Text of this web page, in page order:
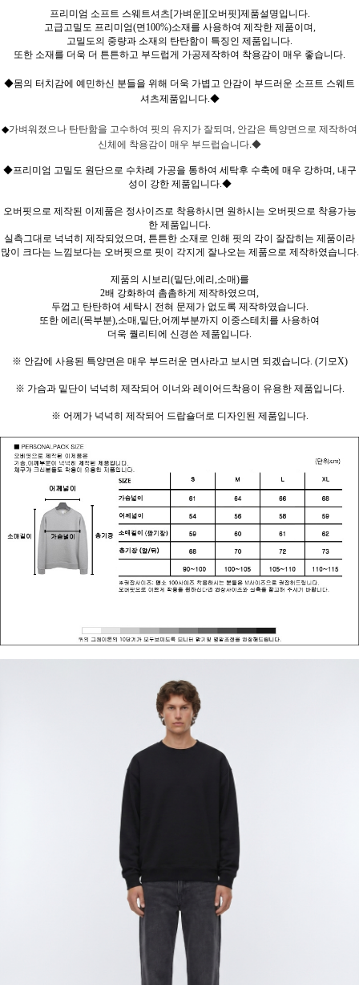
프리미엄 소프트 스웨트셔츠[가벼운][오버핏]제품설명입니다.
고급고밀도 프리미엄(면100%)소재를 사용하여 제작한 제품이며,
고밀도의 중량과 소재의 탄탄함이 특징인 제품입니다.
또한 소재를 더욱 더 튼튼하고 부드럽게 가공제작하여 착용감이 매우 좋습니다.
◆몸의 터치감에 예민하신 분들을 위해 더욱 가볍고 안감이 부드러운 소프트 스웨트
셔츠제품입니다.◆
◆가벼워졌으나 탄탄함을 고수하여 핏의 유지가 잘되며, 안감은 특양면으로 제작하여
신체에 착용감이 매우 부드럽습니다.◆
◆프리미엄 고밀도 원단으로 수차례 가공을 통하여 세탁후 수축에 매우 강하며, 내구
성이 강한 제품입니다.◆
오버핏으로 제작된 이제품은 정사이즈로 착용하시면 원하시는 오버핏으로 착용가능
한 제품입니다.
실측그대로 넉넉히 제작되었으며, 튼튼한 소재로 인해 핏의 각이 잘잡히는 제품이라
많이 크다는 느낌보다는 오버핏으로 핏이 각지게 잘나오는 제품으로 제작하였습니다.
제품의 시보리(밑단,에리,소매)를
2배 강화하여 촘촘하게 제작하였으며,
두껍고 탄탄하여 세탁시 전혀 문제가 없도록 제작하였습니다.
또한 에리(목부분),소매,밑단,어께부분까지 이중스테치를 사용하여
더욱 퀄리티에 신경쓴 제품입니다.
※ 안감에 사용된 특양면은 매우 부드러운 면사라고 보시면 되겠습니다. (기모X)
※ 가슴과 밑단이 넉넉히 제작되어 이너와 레이어드착용이 유용한 제품입니다.
※ 어께가 넉넉히 제작되어 드랍숄더로 디자인된 제품입니다.